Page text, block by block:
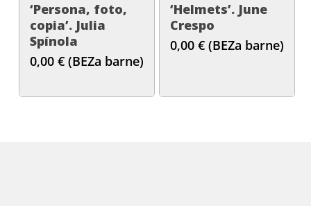
‘Persona, foto,
copia’. Julia
Spínola
0,00 € (BEZa barne)
‘Helmets’. June
Crespo
0,00 € (BEZa barne)